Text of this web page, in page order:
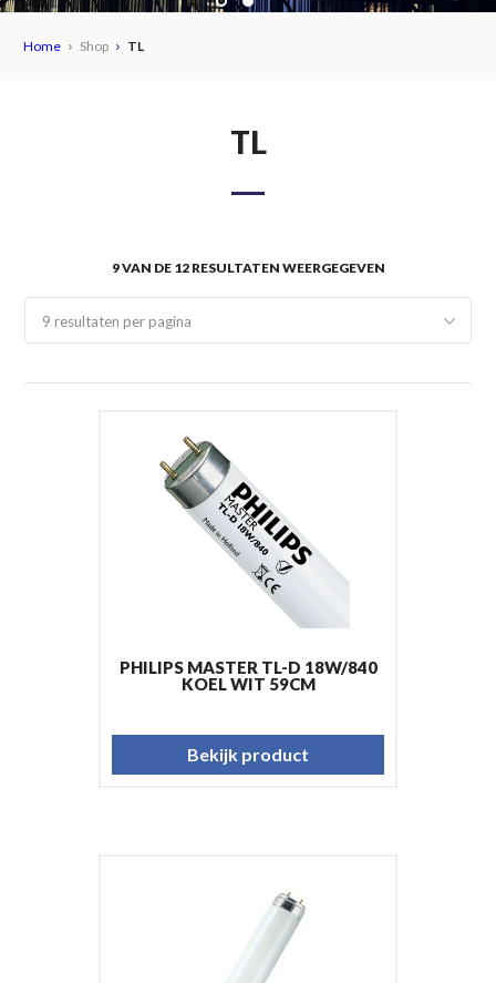
Home Shop TL
TL
9 VAN DE 12 RESULTATEN WEERGEGEVEN
PHILIPS MASTER TL-D 18W/840
KOEL WIT 59CM
Bekijk product